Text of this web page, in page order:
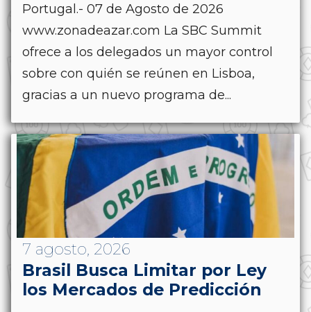
Portugal.- 07 de Agosto de 2026
www.zonadeazar.com La SBC Summit
ofrece a los delegados un mayor control
sobre con quién se reúnen en Lisboa,
gracias a un nuevo programa de...
7 agosto, 2026
Brasil Busca Limitar por Ley
los Mercados de Predicción